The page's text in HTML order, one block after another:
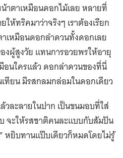
าตาเหมือนดอกไม้เลย หลายที่
ห้ทริคมาว่าจริงๆ เราต้องเรียก
เหมือนดอกลำดวนทั้งดอกเลย
ผู้สูงวัย แทนการอวยพรให้อายุ
อนใครแล้ว ดอกลำดวนของที่นี่
ทียน มีรสกลมกล่อมในดอกเดียว
ละลายในปาก เป็นขนมอบที่ใส่
จะให้รสชาติคนละแบบกับสัมปัน
หยิบทานแป๊บเดียวก็หมดโดยไม่รู้